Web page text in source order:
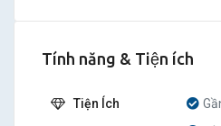
Tính năng & Tiện ích
Tiện Ích